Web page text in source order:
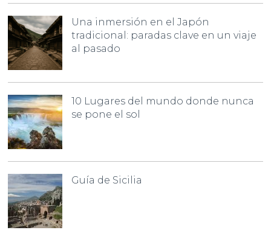
Una inmersión en el Japón
tradicional: paradas clave en un viaje
al pasado
10 Lugares del mundo donde nunca
se pone el sol
Guía de Sicilia